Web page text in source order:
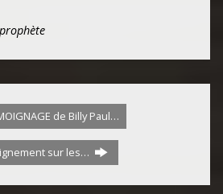
prophète
de Billy Paul…
sur les…